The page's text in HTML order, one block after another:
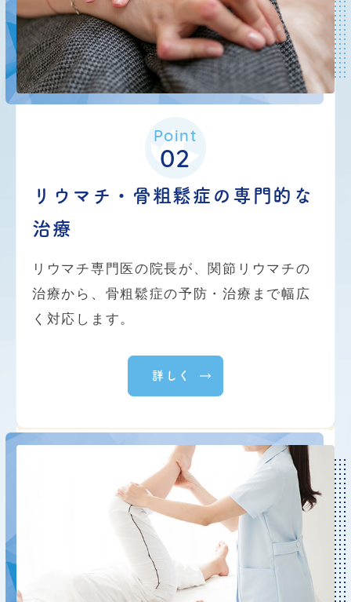
肝機能検査 (AST,ALT,γ-GTP)
脂質検査 (LDL,HDLコレステロール,中
性脂肪)
血糖検査 (空腹時血糖)
検診、人間ドックについてはこちらからもご
覧いただけます。
予約をお願いいたします。
TEL：072-636-6001
お知らせ
【自費】美白（白玉）点滴のお
美白（白玉）点滴 ～内側か
ら輝く透明肌～
￥３，３００円（税込み）
Point
02
リウマチ・骨粗鬆症の 専門的な
治療
リウマチ専門医の院長が、関節リウマチの
治療から、骨粗鬆症の予防・治療まで幅広
く対応します。
詳しく